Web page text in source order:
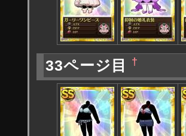
33ページ目 †